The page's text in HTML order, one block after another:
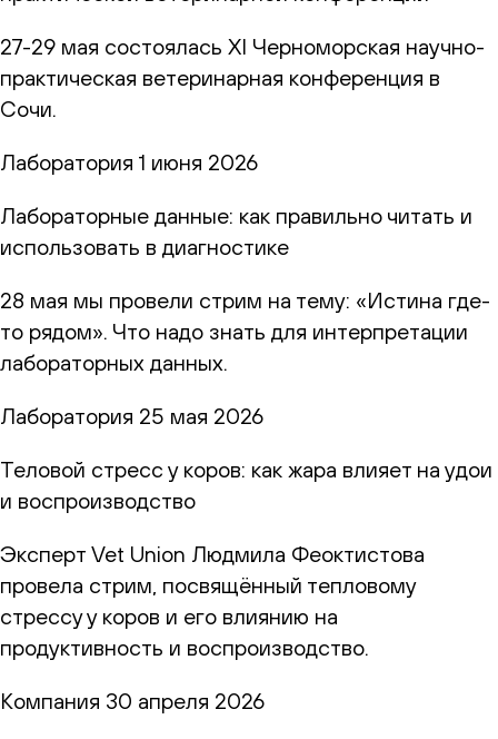
27-29 мая состоялась XI Черноморская научно-
практическая ветеринарная конференция в
Сочи.
Лаборатория 1 июня 2026
Лабораторные данные: как правильно читать и
использовать в диагностике
28 мая мы провели стрим на тему: «Истина где-
то рядом». Что надо знать для интерпретации
лабораторных данных.
Лаборатория 25 мая 2026
Теловой стресс у коров: как жара влияет на удои
и воспроизводство
Эксперт Vet Union Людмила Феоктистова
провела стрим, посвящённый тепловому
стрессу у коров и его влиянию на
продуктивность и воспроизводство.
Компания 30 апреля 2026